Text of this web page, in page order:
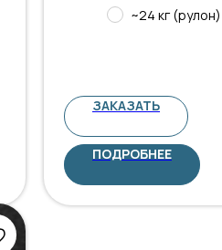
~24 кг (рулон)
ЗАКАЗАТЬ
ПОДРОБНЕЕ